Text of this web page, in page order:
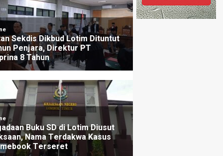
Konflik Sosial, Pemprov dan FKUB NTB Susun
Beda Agama
lalu